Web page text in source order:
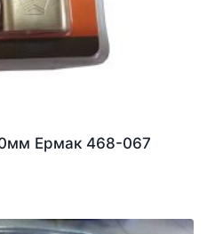
Ермак 468-067